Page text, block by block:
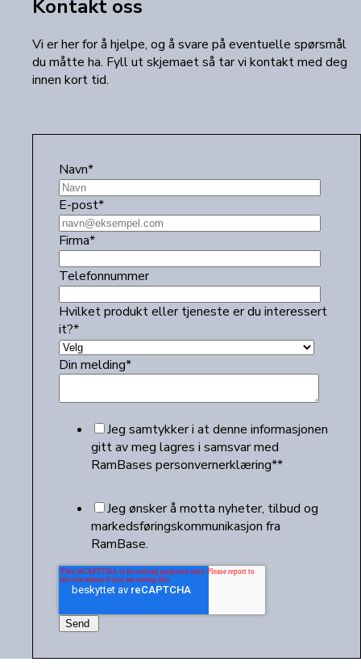
Kontakt oss
Vi er her for å hjelpe, og å svare på eventuelle spørsmål
du måtte ha. Fyll ut skjemaet så tar vi kontakt med deg
innen kort tid.
Navn*
E-post*
Firma*
Telefonnummer
Hvilket produkt eller tjeneste er du interessert
it?*
Din melding*
Jeg samtykker i at denne informasjonen
gitt av meg lagres i samsvar med
RamBases personvernerklæring**
Jeg ønsker å motta nyheter, tilbud og
markedsføringskommunikasjon fra
RamBase.